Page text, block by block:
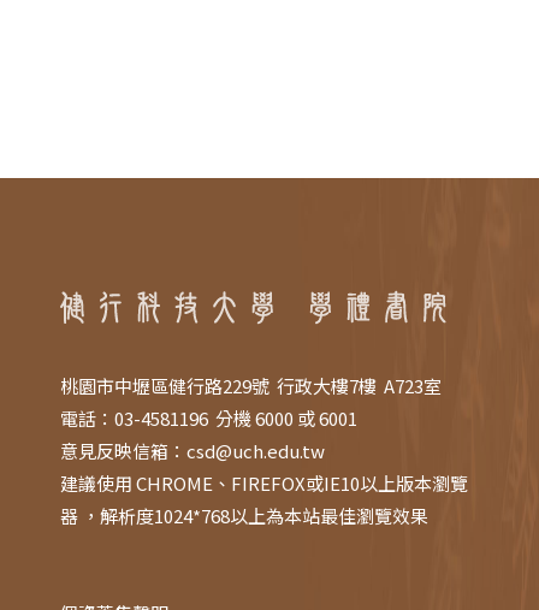
桃園市中壢區健行路229號 行政大樓7樓 A723室
電話：03-4581196 分機 6000 或 6001
意見反映信箱： csd@uch.edu.tw
建議使用 CHROME、FIREFOX或IE10以上版本瀏覽
器 ，解析度1024*768以上為本站最佳瀏覽效果